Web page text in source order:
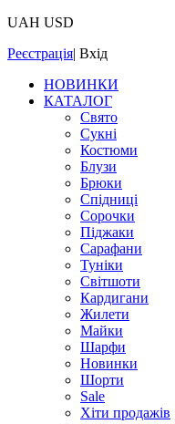
UAH USD
Реєстрація| Вхід
НОВИНКИ
КАТАЛОГ
Свято
Сукні
Костюми
Блузи
Брюки
Спідниці
Сорочки
Піджаки
Сарафани
Туніки
Світшоти
Кардигани
Жилети
Майки
Шарфи
Новинки
Шорти
Sale
Хіти продажів